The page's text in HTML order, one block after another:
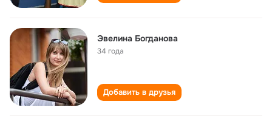
Эвелина Богданова
34 года
Добавить в друзья